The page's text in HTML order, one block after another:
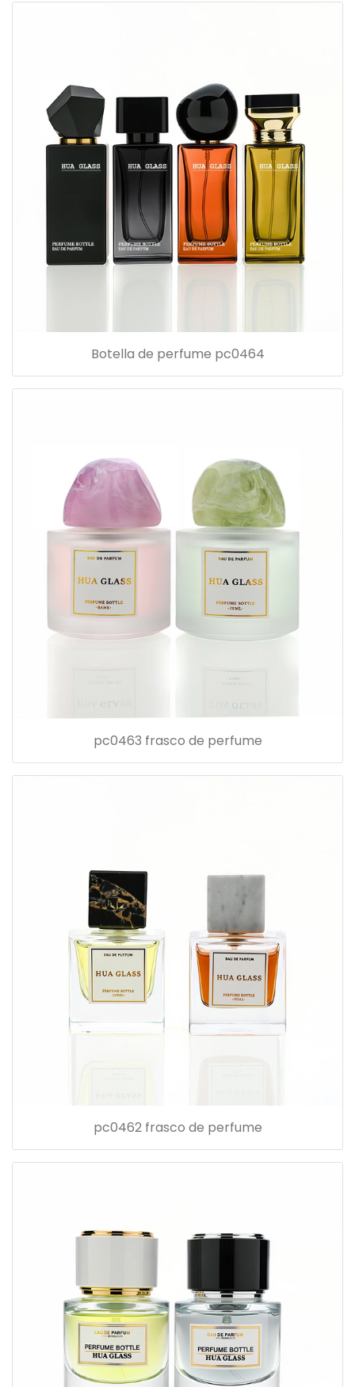
Botella de perfume pc0464
pc0463 frasco de perfume
pc0462 frasco de perfume